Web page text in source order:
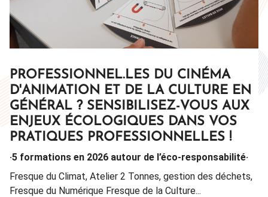
PROFESSIONNEL.LES DU CINÉMA
D'ANIMATION ET DE LA CULTURE EN
GÉNÉRAL ? SENSIBILISEZ-VOUS AUX
ENJEUX ÉCOLOGIQUES DANS VOS
PRATIQUES PROFESSIONNELLES !
·5 formations en 2026 autour de l’éco-responsabilité·
Fresque du Climat, Atelier 2 Tonnes, gestion des déchets,
Fresque du Numérique Fresque de la Culture...
EXPOSITIONS & OUTILS DE
MÉDIATION
· Découvrez notre catalogue ·
Trois expositions à la location, démonstratives ou
participatives, qui s’adressent à des publics différents : sur
les métiers du cinéma d’animation, l’histoire du cinéma ou
sur une technique d’animation (le volume animé).